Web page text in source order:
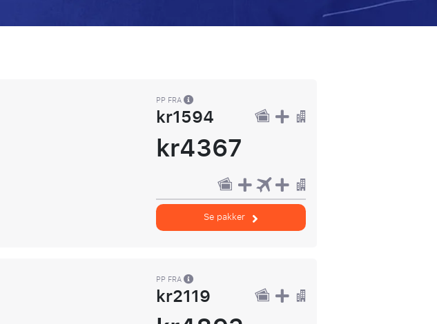
PP FRA
kr1594
kr4367
Se pakker
PP FRA
kr2119